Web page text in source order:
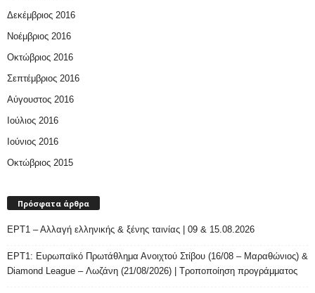
Δεκέμβριος 2016
Νοέμβριος 2016
Οκτώβριος 2016
Σεπτέμβριος 2016
Αύγουστος 2016
Ιούλιος 2016
Ιούνιος 2016
Οκτώβριος 2015
Πρόσφατα άρθρα
ΕΡΤ1 – Αλλαγή ελληνικής & ξένης ταινίας | 09 & 15.08.2026
ΕΡΤ1: Ευρωπαϊκό Πρωτάθλημα Ανοιχτού Στίβου (16/08 – Μαραθώνιος) &
Diamond League – Λωζάνη (21/08/2026) | Τροποποίηση προγράμματος